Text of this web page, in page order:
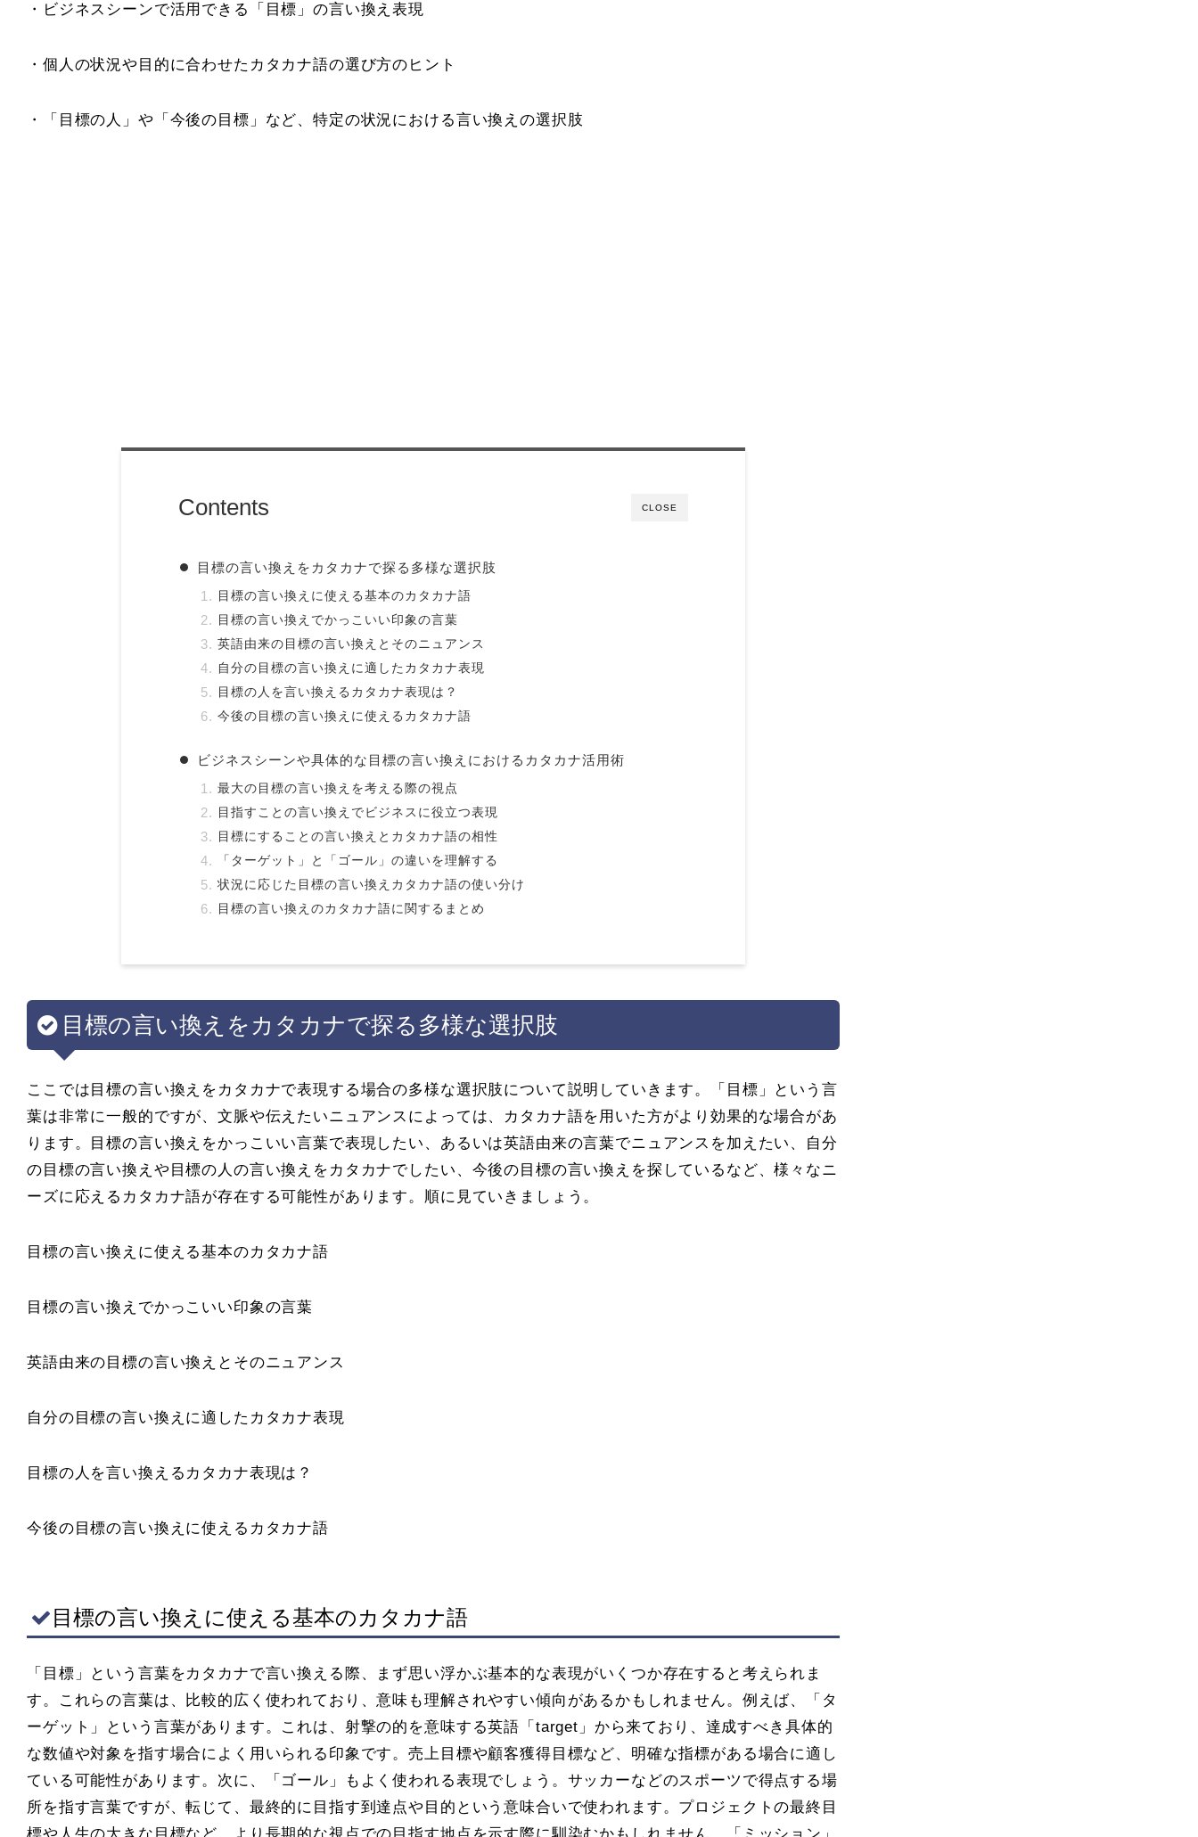
・ビジネスシーンで活用できる「目標」の言い換え表現
・個人の状況や目的に合わせたカタカナ語の選び方のヒント
・「目標の人」や「今後の目標」など、特定の状況における言い換えの選択肢
CLOSE
Contents
目標の言い換えをカタカナで探る多様な選択肢
目標の言い換えに使える基本のカタカナ語
目標の言い換えでかっこいい印象の言葉
英語由来の目標の言い換えとそのニュアンス
自分の目標の言い換えに適したカタカナ表現
目標の人を言い換えるカタカナ表現は？
今後の目標の言い換えに使えるカタカナ語
ビジネスシーンや具体的な目標の言い換えにおけるカタカナ活用術
最大の目標の言い換えを考える際の視点
目指すことの言い換えでビジネスに役立つ表現
目標にすることの言い換えとカタカナ語の相性
「ターゲット」と「ゴール」の違いを理解する
状況に応じた目標の言い換えカタカナ語の使い分け
目標の言い換えのカタカナ語に関するまとめ
目標の言い換えをカタカナで探る多様な選択肢
ここでは目標の言い換えをカタカナで表現する場合の多様な選択肢について説明していきます。「目標」という言
葉は非常に一般的ですが、文脈や伝えたいニュアンスによっては、カタカナ語を用いた方がより効果的な場合があ
ります。目標の言い換えをかっこいい言葉で表現したい、あるいは英語由来の言葉でニュアンスを加えたい、自分
の目標の言い換えや目標の人の言い換えをカタカナでしたい、今後の目標の言い換えを探しているなど、様々なニ
ーズに応えるカタカナ語が存在する可能性があります。順に見ていきましょう。
目標の言い換えに使える基本のカタカナ語
目標の言い換えでかっこいい印象の言葉
英語由来の目標の言い換えとそのニュアンス
自分の目標の言い換えに適したカタカナ表現
目標の人を言い換えるカタカナ表現は？
今後の目標の言い換えに使えるカタカナ語
目標の言い換えに使える基本のカタカナ語
「目標」という言葉をカタカナで言い換える際、まず思い浮かぶ基本的な表現がいくつか存在すると考えられま
す。これらの言葉は、比較的広く使われており、意味も理解されやすい傾向があるかもしれません。例えば、「タ
ーゲット」という言葉があります。これは、射撃の的を意味する英語「target」から来ており、達成すべき具体的
な数値や対象を指す場合によく用いられる印象です。売上目標や顧客獲得目標など、明確な指標がある場合に適し
ている可能性があります。次に、「ゴール」もよく使われる表現でしょう。サッカーなどのスポーツで得点する場
所を指す言葉ですが、転じて、最終的に目指す到達点や目的という意味合いで使われます。プロジェクトの最終目